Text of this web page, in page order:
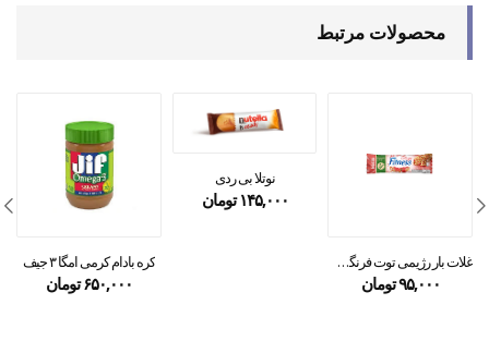
محصولات مرتبط
غلات بار رژیمی توت فرنگی فیتنس
۹۵,۰۰۰تومان
نوتلا بی ردی
۱۴۵,۰۰۰ تومان
کره بادام کرمی امگا ۳ جیف
۶۵۰,۰۰۰ تومان